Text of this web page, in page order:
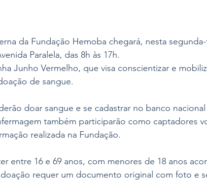
da Fundação Hemoba chegará, nesta
Paralela, das 8h às 17h.
Junho Vermelho, que visa conscientizar e
de sangue.
doar sangue e se cadastrar no banco
também participarão como captadores
realizada na Fundação.
entre 16 e 69 anos, com menores de 18 anos
requer um documento original com foto e